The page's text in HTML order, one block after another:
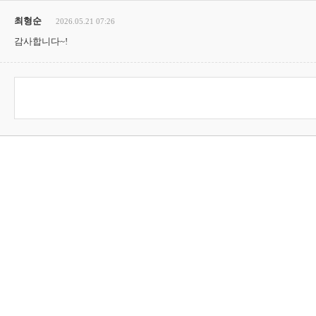
최형순 2026.05.21 07:26
감사합니다~!